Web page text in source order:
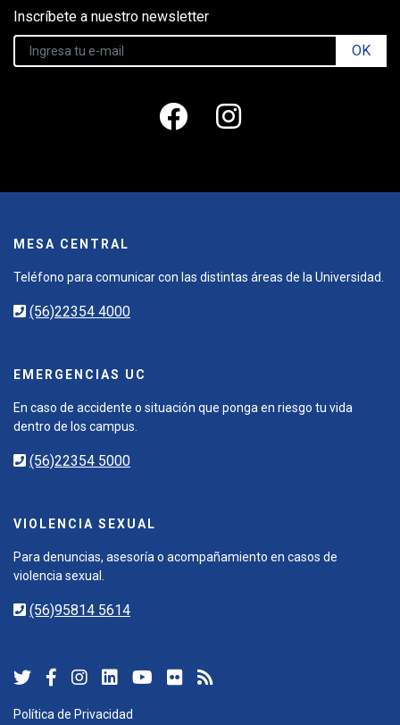
Inscríbete a nuestro newsletter
OK
MESA CENTRAL
Teléfono para comunicar con las distintas áreas de la Universidad.
(56)22354 4000
EMERGENCIAS UC
En caso de accidente o situación que ponga en riesgo tu vida
dentro de los campus.
(56)22354 5000
VIOLENCIA SEXUAL
Para denuncias, asesoría o acompañamiento en casos de
violencia sexual.
(56)95814 5614
Política de Privacidad